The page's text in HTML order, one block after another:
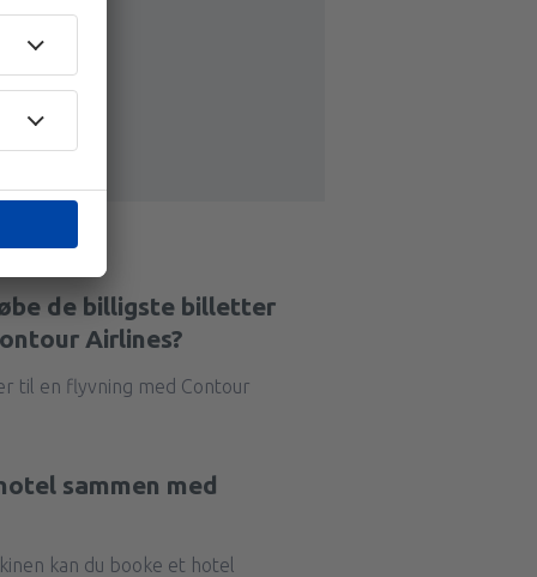
de billigste billetter
Airlines?
til en flyvning med Contour
sammen med
kan du booke et hotel